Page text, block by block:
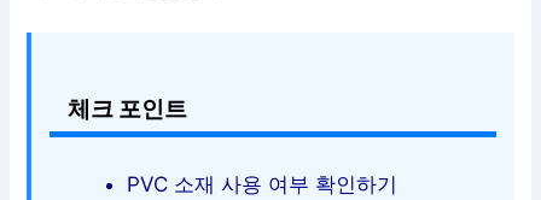
체크 포인트
PVC 소재 사용 여부 확인하기